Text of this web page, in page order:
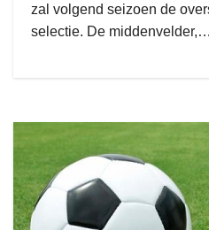
zal volgend seizoen de
selectie. De middenvelder,…